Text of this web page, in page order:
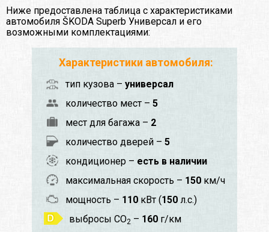
Ниже предоставлена таблица с характеристиками
автомобиля ŠKODA Superb Универсал и его
возможными комплектациями:
Характеристики автомобиля:
тип кузова – универсал
количество мест – 5
мест для багажа – 2
количество дверей – 5
кондиционер – есть в наличии
максимальная скорость – 150 км/ч
мощность – 110 кВт (150 л.с.)
выбросы CO2 – 160 г/км